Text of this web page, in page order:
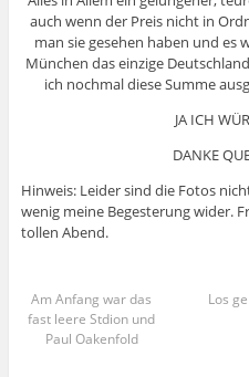
auch wenn der Preis nicht in
man sie gesehen haben und es
München das einzige
ich nochmal diese Summe
JA ICH
DANKE
Hinweis: Leider sind die Fotos
wenig meine Begesterung wider.
tollen Abend.
Am Anfang war das
fast leere Stdion und
Paul Oakenfold
Los